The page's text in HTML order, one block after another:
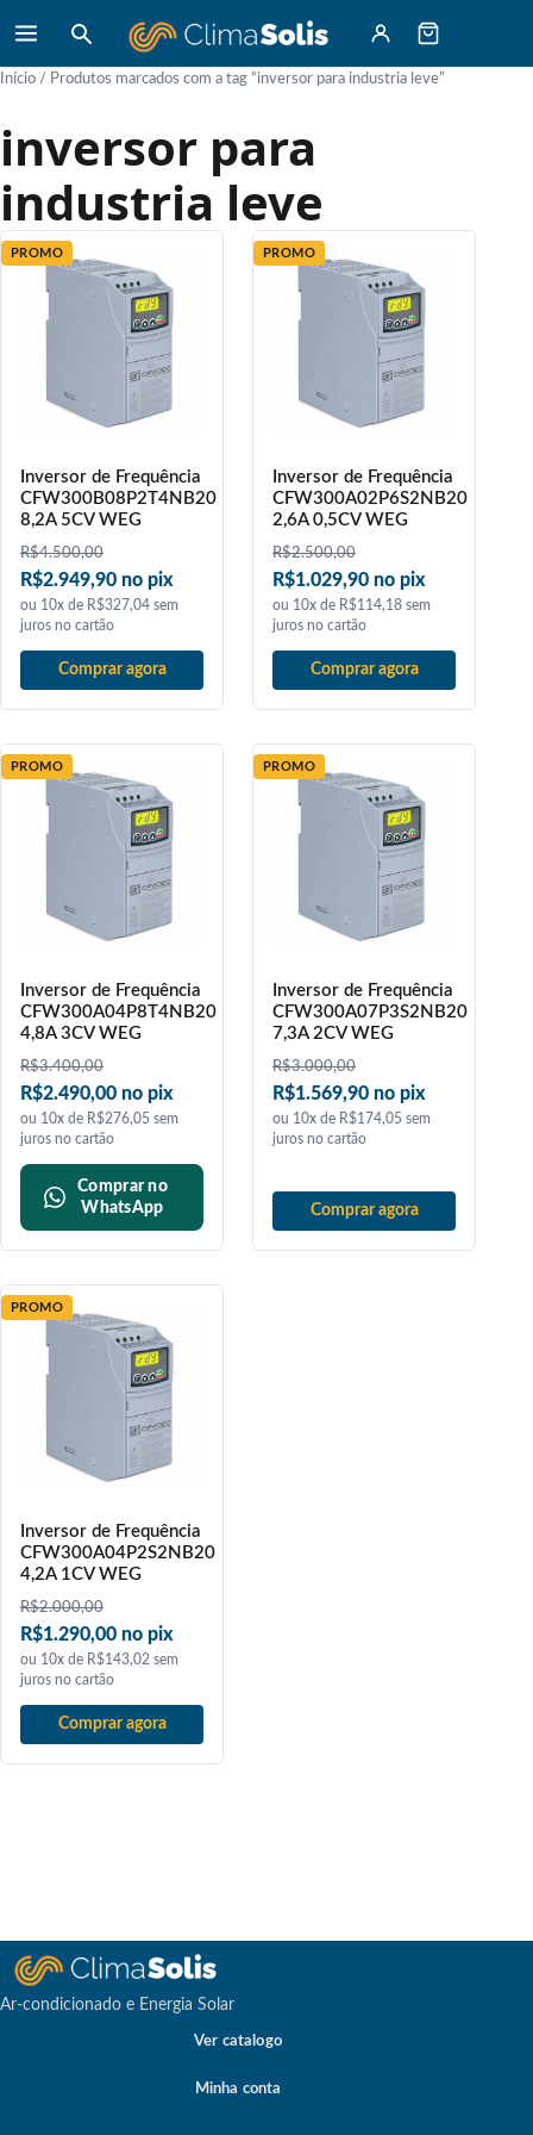
Início / Produtos marcados com a tag “inversor para industria leve”
inversor para
industria leve
PROMO
Inversor de Frequência
CFW300B08P2T4NB20
8,2A 5CV WEG
R$4.500,00
R$2.949,90 no pix
ou 10x de R$327,04 sem
juros no cartão
Comprar agora
PROMO
Inversor de Frequência
CFW300A02P6S2NB20
2,6A 0,5CV WEG
R$2.500,00
R$1.029,90 no pix
ou 10x de R$114,18 sem
juros no cartão
Comprar agora
PROMO
Inversor de Frequência
CFW300A04P8T4NB20
4,8A 3CV WEG
R$3.400,00
R$2.490,00 no pix
ou 10x de R$276,05 sem
juros no cartão
Comprar no
WhatsApp
PROMO
Inversor de Frequência
CFW300A07P3S2NB20
7,3A 2CV WEG
R$3.000,00
R$1.569,90 no pix
ou 10x de R$174,05 sem
juros no cartão
Comprar agora
PROMO
Inversor de Frequência
CFW300A04P2S2NB20
4,2A 1CV WEG
R$2.000,00
R$1.290,00 no pix
ou 10x de R$143,02 sem
juros no cartão
Comprar agora
Ar-condicionado e Energia Solar
Ver catalogo
Minha conta